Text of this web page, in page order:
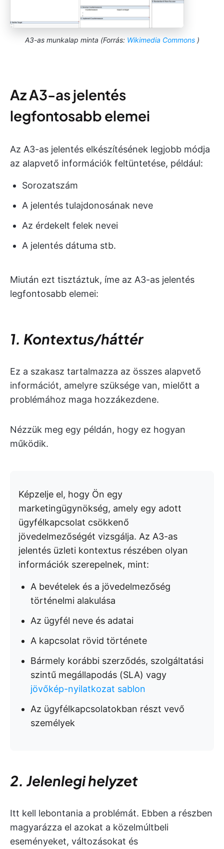
A3-as munkalap minta (Forrás: Wikimedia Commons )
Az A3-as jelentés
legfontosabb elemei
Az A3-as jelentés elkészítésének legjobb módja
az alapvető információk feltüntetése, például:
Sorozatszám
A jelentés tulajdonosának neve
Az érdekelt felek nevei
A jelentés dátuma stb.
Miután ezt tisztáztuk, íme az A3-as jelentés
legfontosabb elemei:
1. Kontextus/háttér
Ez a szakasz tartalmazza az összes alapvető
információt, amelyre szüksége van, mielőtt a
problémához maga hozzákezdene.
Nézzük meg egy példán, hogy ez hogyan
működik.
Képzelje el, hogy Ön egy
marketingügynökség, amely egy adott
ügyfélkapcsolat csökkenő
jövedelmezőségét vizsgálja. Az A3-as
jelentés üzleti kontextus részében olyan
információk szerepelnek, mint:
A bevételek és a jövedelmezőség
történelmi alakulása
Az ügyfél neve és adatai
A kapcsolat rövid története
Bármely korábbi szerződés, szolgáltatási
szintű megállapodás (SLA) vagy
jövőkép-nyilatkozat sablon
Az ügyfélkapcsolatokban részt vevő
személyek
2. Jelenlegi helyzet
Itt kell lebontania a problémát. Ebben a részben
magyarázza el azokat a közelmúltbeli
eseményeket, változásokat és